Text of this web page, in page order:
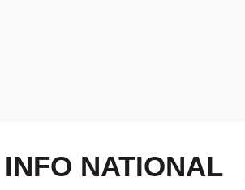
NATIONAL